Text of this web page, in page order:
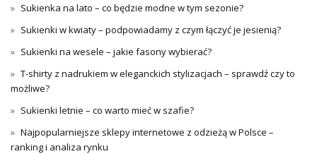
Sukienka na lato – co będzie modne w tym sezonie?
Sukienki w kwiaty – podpowiadamy z czym łączyć je jesienią?
Sukienki na wesele – jakie fasony wybierać?
T-shirty z nadrukiem w eleganckich stylizacjach – sprawdź czy to
możliwe?
Sukienki letnie – co warto mieć w szafie?
Najpopularniejsze sklepy internetowe z odzieżą w Polsce –
ranking i analiza rynku